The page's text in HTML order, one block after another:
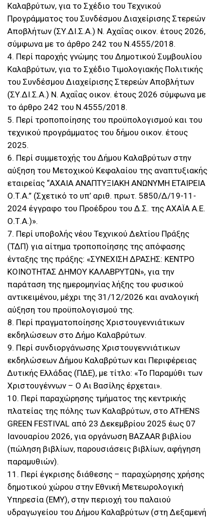
Καλαβρύτων, για το Σχέδιο του Τεχνικού
Προγράμματος του Συνδέσμου Διαχείρισης Στερεών
Αποβλήτων (ΣΥ.ΔΙ.Σ.Α.) Ν. Αχαΐας οικον. έτους 2026,
σύμφωνα με το άρθρο 242 του Ν.4555/2018.
4. Περί παροχής γνώμης του Δημοτικού Συμβουλίου
Καλαβρύτων, για το Σχέδιο Τιμολογιακής Πολιτικής
του Συνδέσμου Διαχείρισης Στερεών Αποβλήτων
(ΣΥ.ΔΙ.Σ.Α.) Ν. Αχαΐας οικον. έτους 2026 σύμφωνα με
το άρθρο 242 του Ν.4555/2018.
5. Περί τροποποίησης του προϋπολογισμού και του
τεχνικού προγράμματος του δήμου οικον. έτους
2025.
6. Περί συμμετοχής του Δήμου Καλαβρύτων στην
αύξηση του Μετοχικού Κεφαλαίου της αναπτυξιακής
εταιρείας “ΑΧΑΙΑ ΑΝΑΠΤΥΞΙΑΚΗ ΑΝΩΝΥΜΗ ΕΤΑΙΡΕΙΑ
Ο.Τ.Α.” (Σχετικό το υπ’ αριθ. πρωτ. 5850/Δ/19-11-
2024 έγγραφο του Προέδρου του Δ.Σ. της ΑΧΑΪΑ Α.Ε.
Ο.Τ.Α.)».
7. Περί υποβολής νέου Τεχνικού Δελτίου Πράξης
(ΤΔΠ) για αίτημα τροποποίησης της απόφασης
ένταξης της πράξης: «ΣΥΝΕΧΙΣΗ ΔΡΑΣΗΣ: ΚΕΝΤΡΟ
ΚΟΙΝΟΤΗΤΑΣ ΔΗΜΟΥ ΚΑΛΑΒΡΥΤΩΝ», για την
παράταση της ημερομηνίας λήξης του φυσικού
αντικειμένου, μέχρι της 31/12/2026 και αναλογική
αύξηση του προϋπολογισμού της.
8. Περί πραγματοποίησης Χριστουγεννιάτικων
εκδηλώσεων στο Δήμο Καλαβρύτων.
9. Περί συνδιοργάνωσης Χριστουγεννιάτικων
εκδηλώσεων Δήμου Καλαβρύτων και Περιφέρειας
Δυτικής Ελλάδας (ΠΔΕ), με τίτλο: «Το Παραμύθι των
Χριστουγέννων – Ο Αι Βασίλης έρχεται».
10. Περί παραχώρησης τμήματος της κεντρικής
πλατείας της πόλης των Καλαβρύτων, στο ATHENS
GREEN FESTIVAL από 23 Δεκεμβρίου 2025 έως 07
Ιανουαρίου 2026, για οργάνωση BAZAAR βιβλίου
(πώληση βιβλίων, παρουσιάσεις βιβλίων, αφήγηση
παραμυθιών).
11. Περί έγκρισης διάθεσης – παραχώρησης χρήσης
δημοτικού χώρου στην Εθνική Μετεωρολογική
Υπηρεσία (ΕΜΥ), στην περιοχή του παλαιού
υδραγωγείου του Δήμου Καλαβρύτων (στη Δεξαμενή